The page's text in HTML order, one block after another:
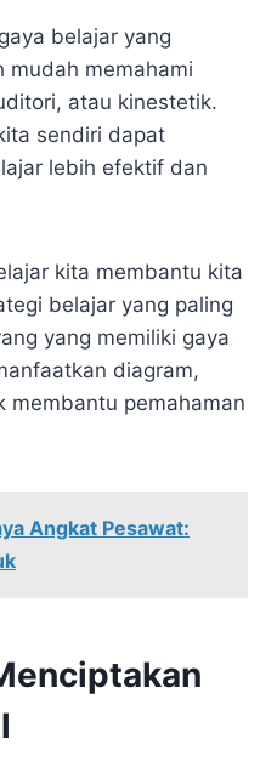
belajar yang
mudah memahami
atau kinestetik.
sendiri dapat
lebih efektif dan
kita membantu kita
belajar yang paling
yang memiliki gaya
diagram,
membantu pemahaman
Angkat Pesawat: